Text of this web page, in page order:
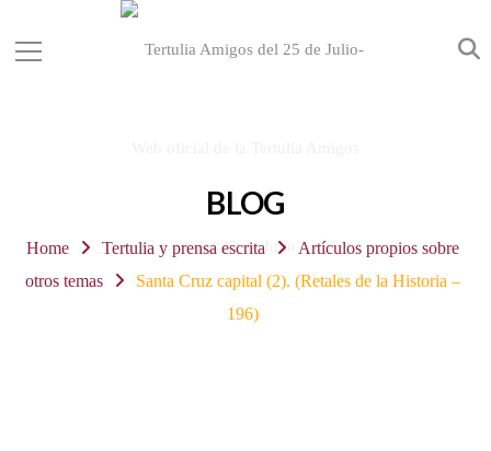
BLOG
Home Tertulia y prensa escrita
Artículos propios sobre
otros temas
Santa Cruz capital (2). (Retales de la Historia –
196)